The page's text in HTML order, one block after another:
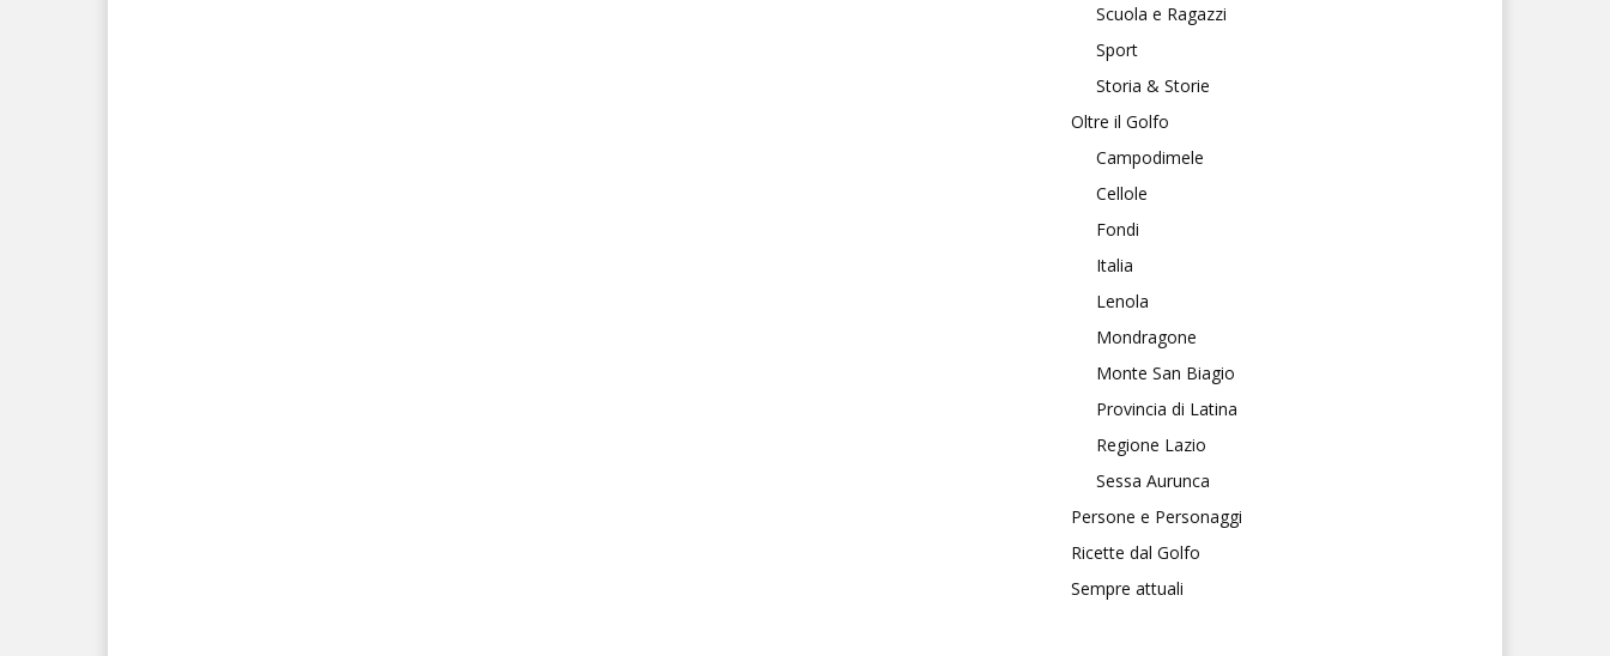
Scuola e Ragazzi
Sport
Storia & Storie
Oltre il Golfo
Campodimele
Cellole
Fondi
Italia
Lenola
Mondragone
Monte San Biagio
Provincia di Latina
Regione Lazio
Sessa Aurunca
Persone e Personaggi
Ricette dal Golfo
Sempre attuali